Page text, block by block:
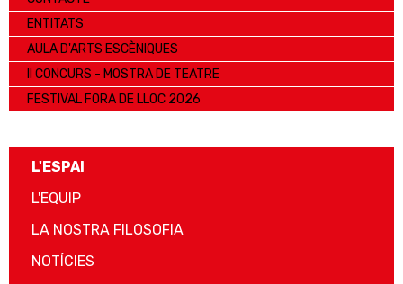
ENTITATS
AULA D'ARTS ESCÈNIQUES
II CONCURS - MOSTRA DE TEATRE
FESTIVAL FORA DE LLOC 2026
L'ESPAI
L'EQUIP
LA NOSTRA FILOSOFIA
NOTÍCIES